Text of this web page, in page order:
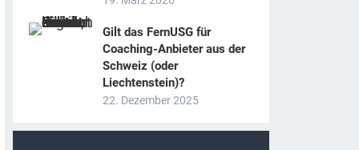
Gilt das FernUSG für
Coaching-Anbieter aus der
Schweiz (oder
Liechtenstein)?
22. Dezember 2025